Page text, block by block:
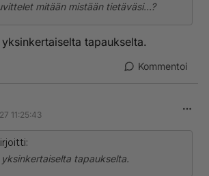
mitään mistään tietäväsi...?
tapaukselta.
Kommentoi
11:25:43
tapaukselta.